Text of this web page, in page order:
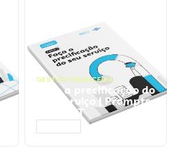
GESTÃO FINANCEIRA
Faça a precificação do
seu serviço | Prompts
ChatGPT